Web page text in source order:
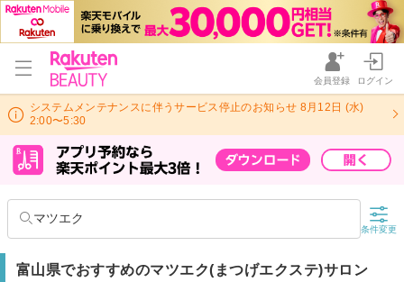
会員登録 ログイン
システムメンテナンスに伴うサービス停止のお知らせ 8月12日 (水)
2:00〜5:30
マツエク
条件変更
富山県でおすすめのマツエク(まつげエクステ)サロン